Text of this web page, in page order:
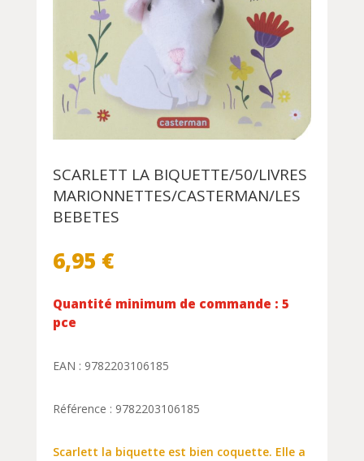
SCARLETT LA BIQUETTE/50/LIVRES
MARIONNETTES/CASTERMAN/LES
BEBETES
6,95 €
Quantité minimum de commande : 5
pce
EAN : 9782203106185
Référence : 9782203106185
Scarlett la biquette est bien coquette. Elle a